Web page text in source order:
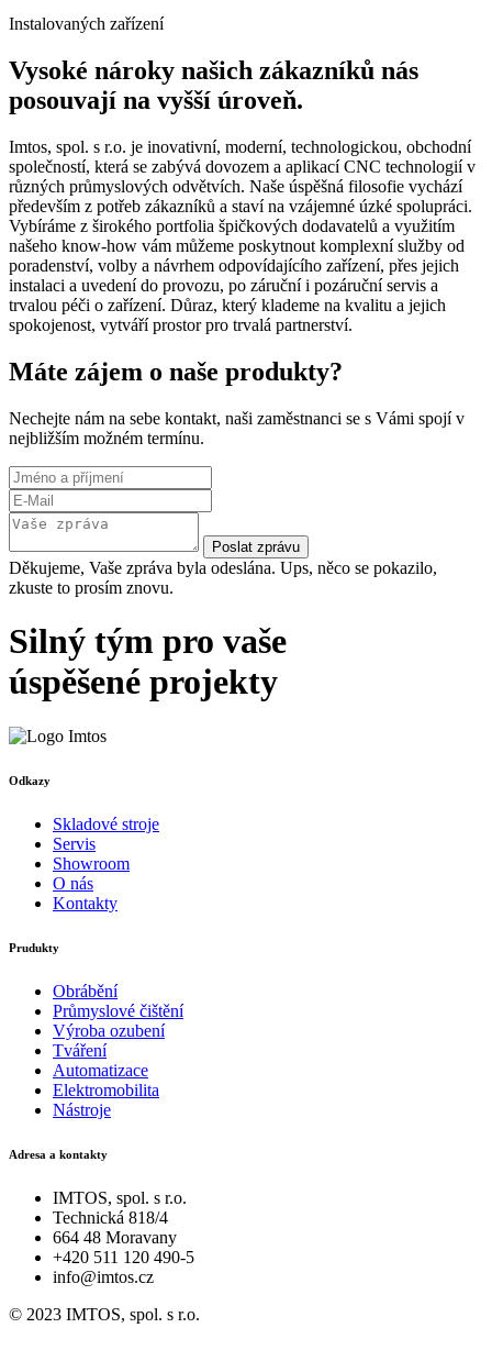
Instalovaných zařízení
Vysoké nároky našich zákazníků nás
posouvají na vyšší úroveň.
Imtos, spol. s r.o. je inovativní, moderní, technologickou, obchodní
společností, která se zabývá dovozem a aplikací CNC technologií v
různých průmyslových odvětvích. Naše úspěšná filosofie vychází
především z potřeb zákazníků a staví na vzájemné úzké spolupráci.
Vybíráme z širokého portfolia špičkových dodavatelů a využitím
našeho know-how vám můžeme poskytnout komplexní služby od
poradenství, volby a návrhem odpovídajícího zařízení, přes jejich
instalaci a uvedení do provozu, po záruční i pozáruční servis a
trvalou péči o zařízení. Důraz, který klademe na kvalitu a jejich
spokojenost, vytváří prostor pro trvalá partnerství.
Máte zájem o naše produkty?
Nechejte nám na sebe kontakt, naši zaměstnanci se s Vámi spojí v
nejbližším možném termínu.
Poslat zprávu
Děkujeme, Vaše zpráva byla odeslána. Ups, něco se pokazilo,
zkuste to prosím znovu.
Silný tým pro vaše
úspěšené projekty
Odkazy
Skladové stroje
Servis
Showroom
O nás
Kontakty
Prudukty
Obrábění
Průmyslové čištění
Výroba ozubení
Tváření
Automatizace
Elektromobilita
Nástroje
Adresa a kontakty
IMTOS, spol. s r.o.
Technická 818/4
664 48 Moravany
+420 511 120 490-5
info@imtos.cz
© 2023 IMTOS, spol. s r.o.